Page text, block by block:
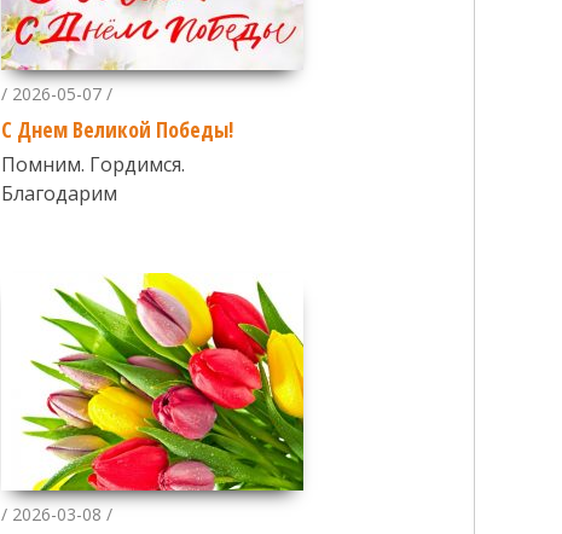
/ 2026-05-07 /
С Днем Великой Победы!
Помним. Гордимся.
Благодарим
/ 2026-03-08 /